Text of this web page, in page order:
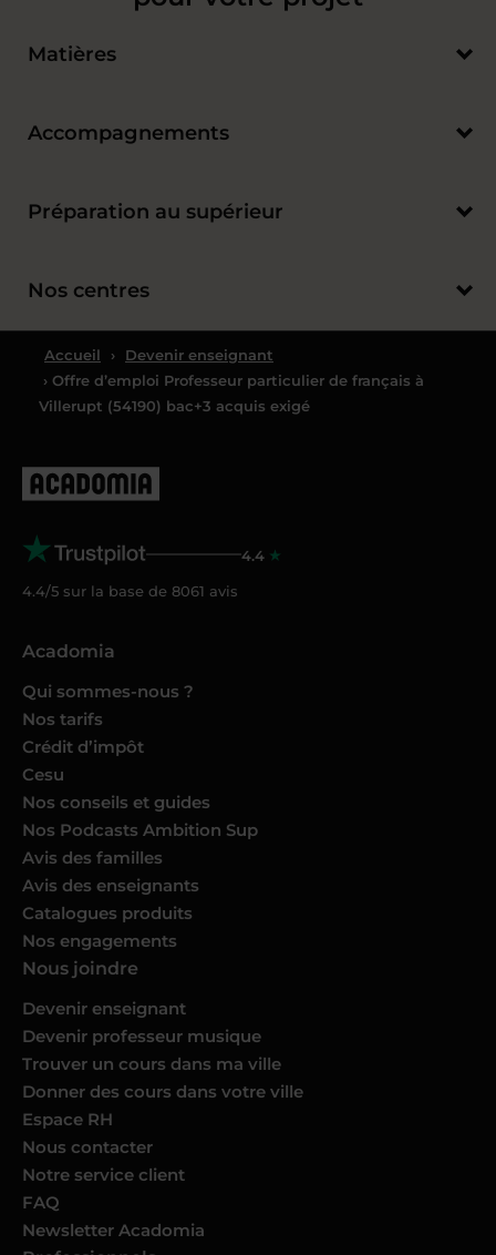
Matières
Accompagnements
Préparation au supérieur
Nos centres
Accueil ›
Devenir enseignant
› Offre d’emploi Professeur particulier de français à
Villerupt (54190) bac+3 acquis exigé
4.4
4.4/5 sur la base de 8061 avis
Acadomia
Qui sommes-nous ?
Nos tarifs
Crédit d’impôt
Cesu
Nos conseils et guides
Nos Podcasts Ambition Sup
Avis des familles
Avis des enseignants
Catalogues produits
Nos engagements
Nous joindre
Devenir enseignant
Devenir professeur musique
Trouver un cours dans ma ville
Donner des cours dans votre ville
Espace RH
Nous contacter
Notre service client
FAQ
Newsletter Acadomia